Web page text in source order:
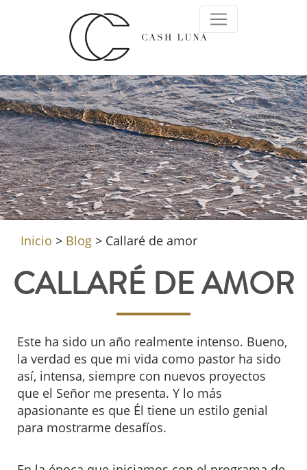
Inicio > Blog > Callaré de amor
CALLARÉ DE AMOR
Este ha sido un año realmente intenso. Bueno,
la verdad es que mi vida como pastor ha sido
así, intensa, siempre con nuevos proyectos
que el Señor me presenta. Y lo más
apasionante es que Él tiene un estilo genial
para mostrarme desafíos.